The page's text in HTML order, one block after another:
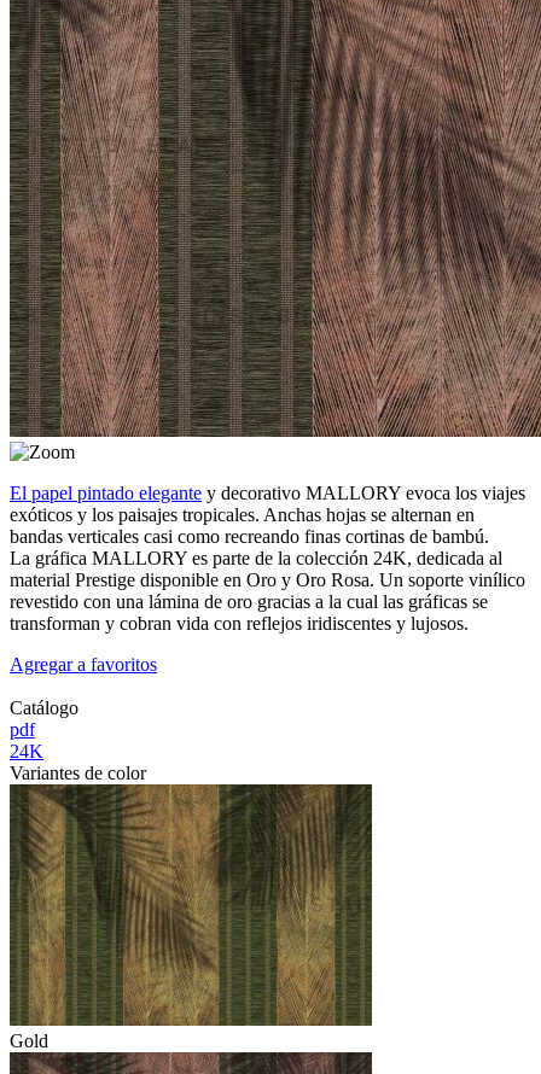
El papel pintado elegante y decorativo MALLORY evoca los viajes
exóticos y los paisajes tropicales. Anchas hojas se alternan en
bandas verticales casi como recreando finas cortinas de bambú.
La gráfica MALLORY es parte de la colección 24K, dedicada al
material Prestige disponible en Oro y Oro Rosa. Un soporte vinílico
revestido con una lámina de oro gracias a la cual las gráficas se
transforman y cobran vida con reflejos iridiscentes y lujosos.
Agregar a favoritos
Catálogo
pdf
24K
Variantes de color
Gold